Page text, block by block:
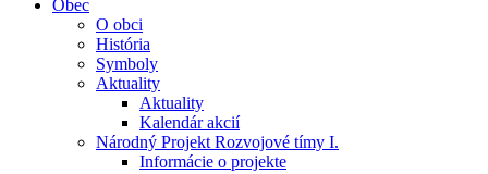
Obec
O obci
História
Symboly
Aktuality
Aktuality
Kalendár akcií
Národný Projekt Rozvojové tímy I.
Informácie o projekte